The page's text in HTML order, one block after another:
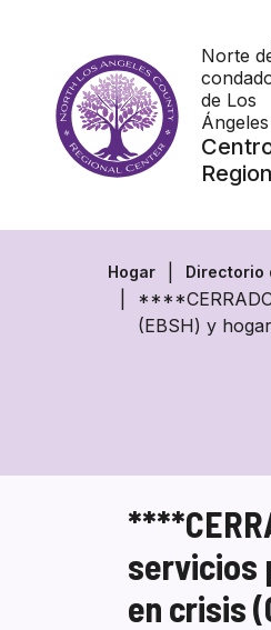
contenido
Norte
de Los
Ángeles
Hogar Directorio
(EBSH) y
servicios
en crisis